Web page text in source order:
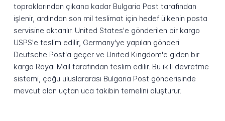
topraklarından çıkana kadar Bulgaria Post tarafından
işlenir, ardından son mil teslimat için hedef ülkenin posta
servisine aktarılır. United States'e gönderilen bir kargo
USPS'e teslim edilir, Germany'ye yapılan gönderi
Deutsche Post'a geçer ve United Kingdom'e giden bir
kargo Royal Mail tarafından teslim edilir. Bu ikili devretme
sistemi, çoğu uluslararası Bulgaria Post gönderisinde
mevcut olan uçtan uca takibin temelini oluşturur.